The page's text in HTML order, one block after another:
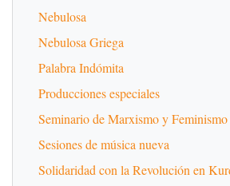
Nebulosa
Nebulosa Griega
Palabra Indómita
Producciones especiales
Seminario de Marxismo y
Sesiones de música nueva
Solidaridad con la Revolución en